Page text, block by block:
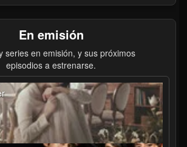
En emisión
series en emisión, y sus próximos
episodios a estrenarse.